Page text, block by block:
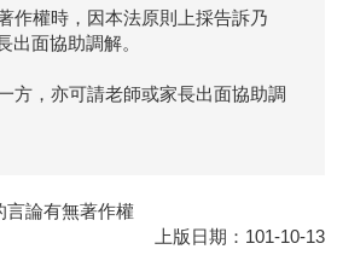
作權時，因本法原則上採告訴乃
出面協助調解。
方，亦可請老師或家長出面協助調
言論有無著作權
上版日期：101-10-13